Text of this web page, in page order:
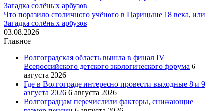
Что поразило столичного учёного в Царицыне 18 века, или
Загадка солёных арбузов
03.08.2026
Главное
Волгоградская область вышла в финал IV
Всероссийского детского экологического форума 6
августа 2026
Где в Волгограде интересно провести выходные 8 и 9
августа 2026 6 августа 2026
Волгоградцам перечислили факторы, снижающие